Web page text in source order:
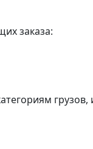
заказа:
грузов,